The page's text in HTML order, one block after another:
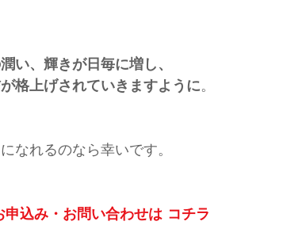
い、輝きが日毎に増し、
格上げされていきますように。
なれるのなら幸いです。
申込み・お問い合わせは コチラ